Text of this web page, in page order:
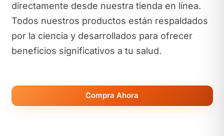
directamente desde nuestra tienda en línea.
Todos nuestros productos están respaldados
por la ciencia y desarrollados para ofrecer
beneficios significativos a tu salud.
Compra Ahora